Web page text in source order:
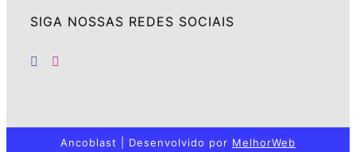
SIGA NOSSAS REDES SOCIAIS
Ancoblast | Desenvolvido por MelhorWeb